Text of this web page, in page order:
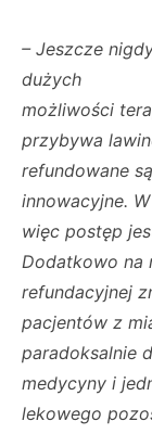
– Jeszcze
dużych
możliwości
przybywa
refundowane
innowacyjne.
więc postęp
Dodatkowo na
refundacyjnej
pacjentów z
paradoksalnie
medycyny i
lekowego